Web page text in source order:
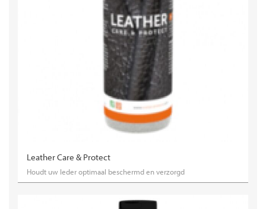
Leather Care & Protect
Houdt uw leder optimaal beschermd en verzorgd